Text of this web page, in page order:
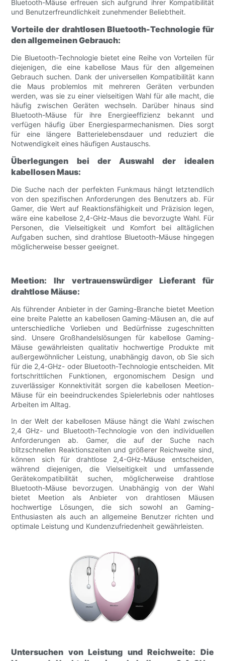
Bluetooth-Mäuse erfreuen sich aufgrund ihrer Kompatibilität
und Benutzerfreundlichkeit zunehmender Beliebtheit.
Vorteile der drahtlosen Bluetooth-Technologie für
den allgemeinen Gebrauch:
Die Bluetooth-Technologie bietet eine Reihe von Vorteilen für
diejenigen, die eine kabellose Maus für den allgemeinen
Gebrauch suchen. Dank der universellen Kompatibilität kann
die Maus problemlos mit mehreren Geräten verbunden
werden, was sie zu einer vielseitigen Wahl für alle macht, die
häufig zwischen Geräten wechseln. Darüber hinaus sind
Bluetooth-Mäuse für ihre Energieeffizienz bekannt und
verfügen häufig über Energiesparmechanismen. Dies sorgt
für eine längere Batterielebensdauer und reduziert die
Notwendigkeit eines häufigen Austauschs.
Überlegungen bei der Auswahl der idealen
kabellosen Maus:
Die Suche nach der perfekten Funkmaus hängt letztendlich
von den spezifischen Anforderungen des Benutzers ab. Für
Gamer, die Wert auf Reaktionsfähigkeit und Präzision legen,
wäre eine kabellose 2,4-GHz-Maus die bevorzugte Wahl. Für
Personen, die Vielseitigkeit und Komfort bei alltäglichen
Aufgaben suchen, sind drahtlose Bluetooth-Mäuse hingegen
möglicherweise besser geeignet.
Meetion: Ihr vertrauenswürdiger Lieferant für
drahtlose Mäuse:
Als führender Anbieter in der Gaming-Branche bietet Meetion
eine breite Palette an kabellosen Gaming-Mäusen an, die auf
unterschiedliche Vorlieben und Bedürfnisse zugeschnitten
sind. Unsere Großhandelslösungen für kabellose Gaming-
Mäuse gewährleisten qualitativ hochwertige Produkte mit
außergewöhnlicher Leistung, unabhängig davon, ob Sie sich
für die 2,4-GHz- oder Bluetooth-Technologie entscheiden. Mit
fortschrittlichen Funktionen, ergonomischem Design und
zuverlässiger Konnektivität sorgen die kabellosen Meetion-
Mäuse für ein beeindruckendes Spielerlebnis oder nahtloses
Arbeiten im Alltag.
In der Welt der kabellosen Mäuse hängt die Wahl zwischen
2,4 GHz- und Bluetooth-Technologie von den individuellen
Anforderungen ab. Gamer, die auf der Suche nach
blitzschnellen Reaktionszeiten und größerer Reichweite sind,
können sich für drahtlose 2,4-GHz-Mäuse entscheiden,
während diejenigen, die Vielseitigkeit und umfassende
Gerätekompatibilität suchen, möglicherweise drahtlose
Bluetooth-Mäuse bevorzugen. Unabhängig von der Wahl
bietet Meetion als Anbieter von drahtlosen Mäusen
hochwertige Lösungen, die sich sowohl an Gaming-
Enthusiasten als auch an allgemeine Benutzer richten und
optimale Leistung und Kundenzufriedenheit gewährleisten.
Untersuchen von Leistung und Reichweite: Die